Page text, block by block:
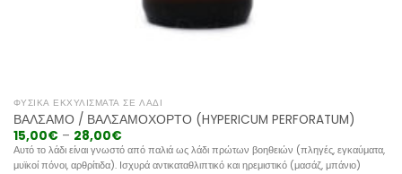
ΦΥΣΙΚΆ ΕΚΧΥΛΊΣΜΑΤΑ ΣΕ ΛΆΔΙ
ΒΆΛΣΑΜΟ / ΒΑΛΣΑΜΌΧΟΡΤΟ (HYPERICUM PERFORATUM)
15,00€– 28,00€
Αυτό το λάδι είναι γνωστό από παλιά ως λάδι πρώτων βοηθειών (πληγές, εγκαύματα,
μυϊκοί πόνοι, αρθρίτιδα). Ισχυρά αντικαταθλιπτικό και ηρεμιστικό (μασάζ, μπάνιο)